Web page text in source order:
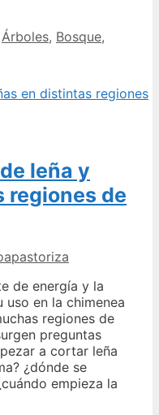
Árboles, Bosque,
leña y
regiones de
de energía y la
en la chimenea
regiones de
preguntas
a cortar leña
¿dónde se
empieza la